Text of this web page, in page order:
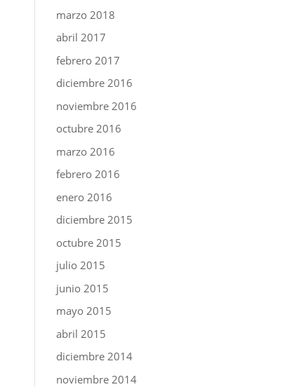
marzo 2018
abril 2017
febrero 2017
diciembre 2016
noviembre 2016
octubre 2016
marzo 2016
febrero 2016
enero 2016
diciembre 2015
octubre 2015
julio 2015
junio 2015
mayo 2015
abril 2015
diciembre 2014
noviembre 2014